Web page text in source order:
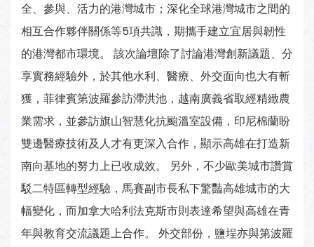
全、參與、活力的港灣城市；深化全球港灣城市之間的
相互合作夥伴關係等5項共識，期攜手建立宜居與韌性
的港灣都市環境。 該次論壇除了討論港灣創新議題、分
享實務經驗外，於其他水利、醫療、外交面向也大有斬
獲，菲律賓第波羅參訪滯洪池，越南廣義省取經精緻農
業需求，並參訪旗山智慧化抗颱溫室設備，印尼棉蘭盼
雙邊醫療技術及人才有更深入合作，顯示高雄在打造新
南向基地的努力上已收成效。 另外，不少歐美城市讚賞
駁二特區轉型經驗，馬賽副市長私下驚豔高雄城市的大
幅變化，而加拿大哈利法克斯市則表達希望與高雄在青
年與教育交流議題上合作。 外交部份，鹽埕亦與第波羅